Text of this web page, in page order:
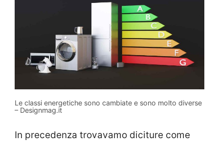
Le classi energetiche sono cambiate e sono molto diverse
– Designmag.it
In precedenza trovavamo diciture come